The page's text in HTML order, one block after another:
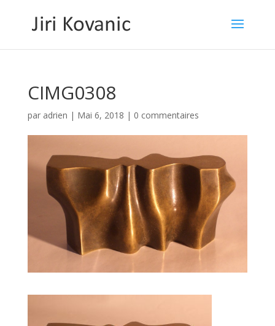
CIMG0308
par adrien | Mai 6, 2018 | 0 commentaires